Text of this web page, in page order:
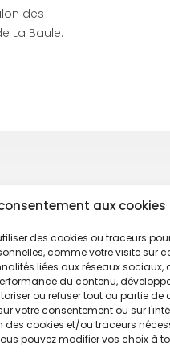
aux cookies
des cookies ou traceurs
comme votre visite sur
liées aux réseaux sociaux,
du contenu,
ou refuser tout ou partie de
votre consentement ou sur
des cookies et/ou traceurs
pouvez modifier vos choix à
des
La Baule.